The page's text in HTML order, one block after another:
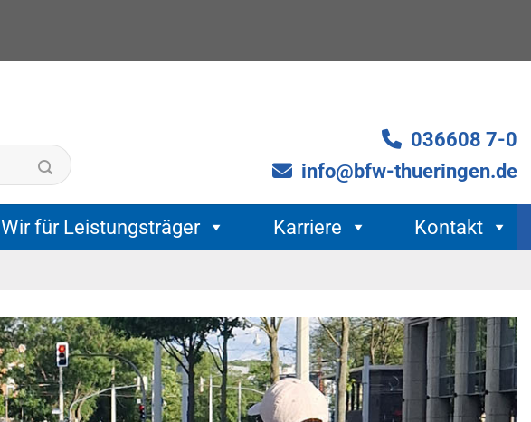
036608 7-0
info@bfw-thueringen.de
Wir für Leistungsträger Karriere Kontakt